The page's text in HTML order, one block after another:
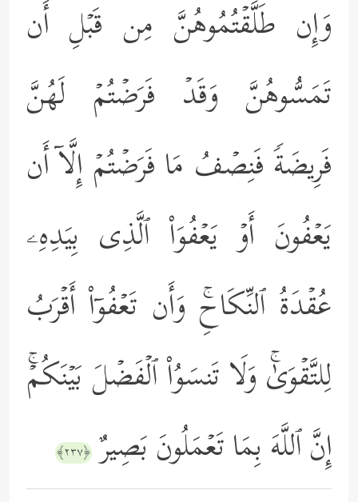
وَإِن طَلَّقۡتُمُوهُنَّ مِن قَبۡلِ أَن
تَمَسُّوهُنَّ وَقَدۡ فَرَضۡتُمۡ لَهُنَّ
فَرِیضَةࣰ فَنِصۡفُ مَا فَرَضۡتُمۡ إِلَّاۤ أَن
یَعۡفُونَ أَوۡ یَعۡفُوَاْ ٱلَّذِی بِیَدِهِۦ
عُقۡدَةُ ٱلنِّكَاحِۚ وَأَن تَعۡفُوۤاْ أَقۡرَبُ
لِلتَّقۡوَىٰۚ وَلَا تَنسَوُاْ ٱلۡفَضۡلَ بَیۡنَكُمۡۚ
إِنَّ ٱللَّهَ بِمَا تَعۡمَلُونَ بَصِیرٌ ﴿٢٣٧﴾